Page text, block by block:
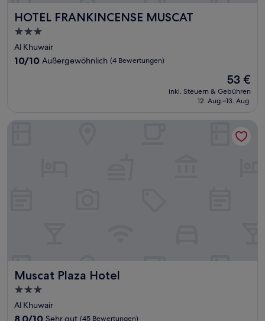
HOTEL FRANKINCENSE MUSCAT
HOTEL FRANKINCENSE MUSCAT
3.0-
Sterne-
Unterkunft
Al Khuwair
10.0
10/10 Außergewöhnlich (4 Bewertungen)
Der
Preis
beträgt
53 €
inkl. Steuern & Gebühren
12. Aug.–13. Aug.
Muscat Plaza Hotel
Muscat Plaza Hotel
3.0-
Sterne-
Unterkunft
Al Khuwair
8.0
8,0/10 Sehr gut (45 Bewertungen)
Muscat Plaza Hotel